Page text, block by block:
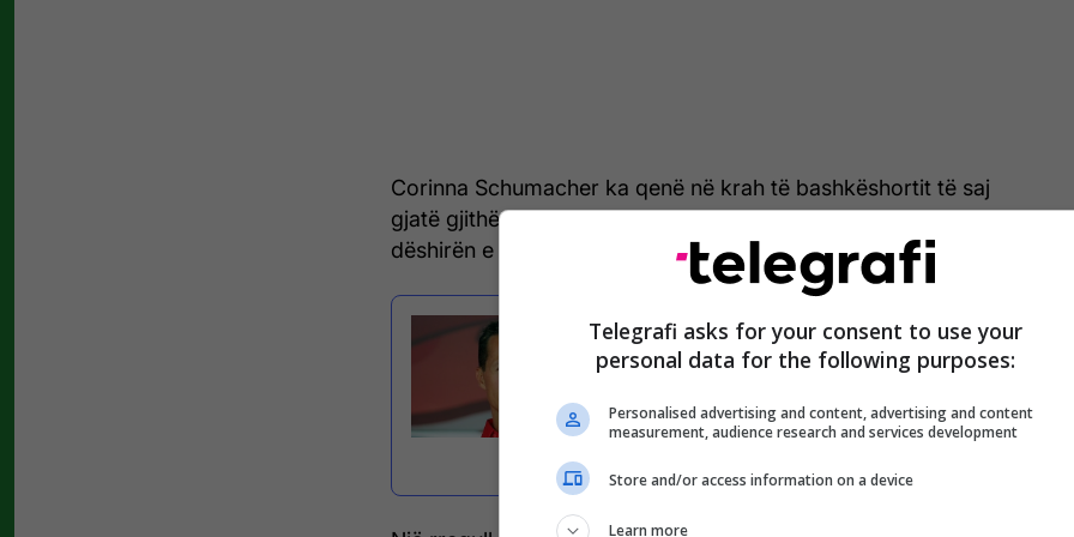
Corinna Schumacher ka qenë në krah të bashkëshortit të saj
gjatë gjithë kohës me familjen duke bërë gjithçka për të ruajtur
dëshirën e legjendës së F1 për privatësi.
Shpërndahen fotot të Michael
kurrë - fansat nuk u besojnë
Telegrafi asks for your consent to use your
personal data for the following purposes:
Personalised advertising and content, advertising and content
measurement, audience research and services development
Store and/or access information on a device
Learn more